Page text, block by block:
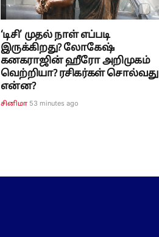
‘டிசி’ முதல் நாள் எப்படி
இருக்கிறது? லோகேஷ்
கனகராஜின் ஹீரோ அறிமுகம்
வெற்றியா? ரசிகர்கள் சொல்வது
என்ன?
சினிமா 53 minutes ago